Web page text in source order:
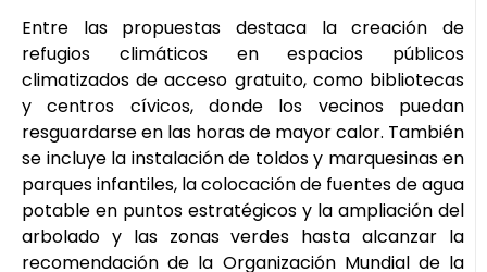
Entre las propuestas destaca la creación de
refugios climáticos en espacios públicos
climatizados de acceso gratuito, como bibliotecas
y centros cívicos, donde los vecinos puedan
resguardarse en las horas de mayor calor. También
se incluye la instalación de toldos y marquesinas en
parques infantiles, la colocación de fuentes de agua
potable en puntos estratégicos y la ampliación del
arbolado y las zonas verdes hasta alcanzar la
recomendación de la Organización Mundial de la